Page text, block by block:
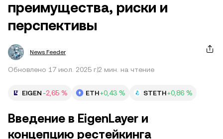
преимущества, риски и
перспективы
News Feeder
Обновлено 17 июл. 2025 г. 2 мин. на чтение
EIGEN-2,65 % ETH+0,43 % STETH+0,86 %
Введение в EigenLayer и
концепцию рестейкинга